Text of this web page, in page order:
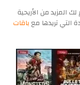
المزيد من الأريحية
التي تريدها معباقات